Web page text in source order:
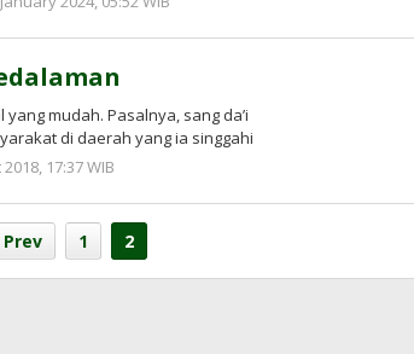
mudah. Pasalnya, sang da’i
di daerah yang ia singgahi
17:37 WIB
Prawiranegara
Prev 1 2